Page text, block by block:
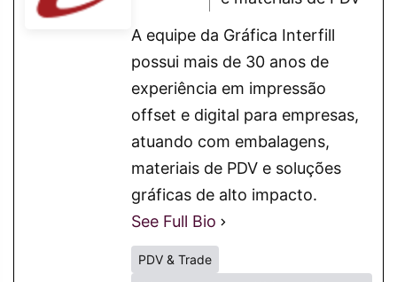
A equipe da Gráfica Interfill
possui mais de 30 anos de
experiência em impressão
offset e digital para empresas,
atuando com embalagens,
materiais de PDV e soluções
gráficas de alto impacto.
See Full Bio
PDV & Trade